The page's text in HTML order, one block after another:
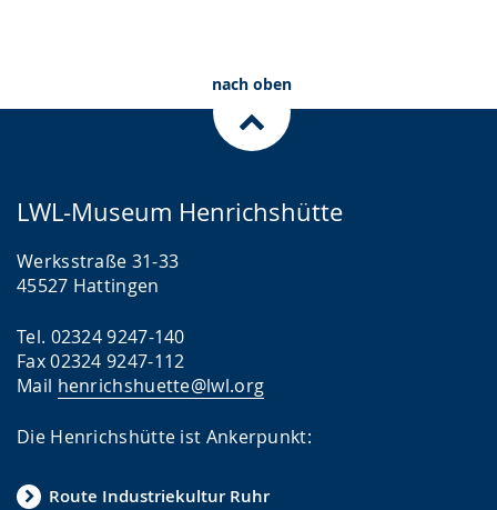
nach oben
LWL-Museum Henrichshütte
Werksstraße 31-33
45527 Hattingen
Tel. 02324 9247-140
Fax 02324 9247-112
Mail henrichshuette@lwl.org
Die Henrichshütte ist Ankerpunkt:
Route Industriekultur Ruhr